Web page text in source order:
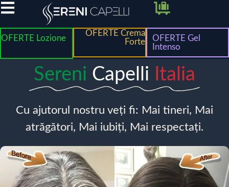
OFERTE Lozione
OFERTE Crema
Forte
OFERTE Gel
Intenso
Sereni Capelli Italia
Cu ajutorul nostru veți fi: Mai tineri, Mai
atrăgători, Mai iubiți, Mai respectați.